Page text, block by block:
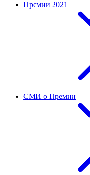
Премии 2021
СМИ о Премии